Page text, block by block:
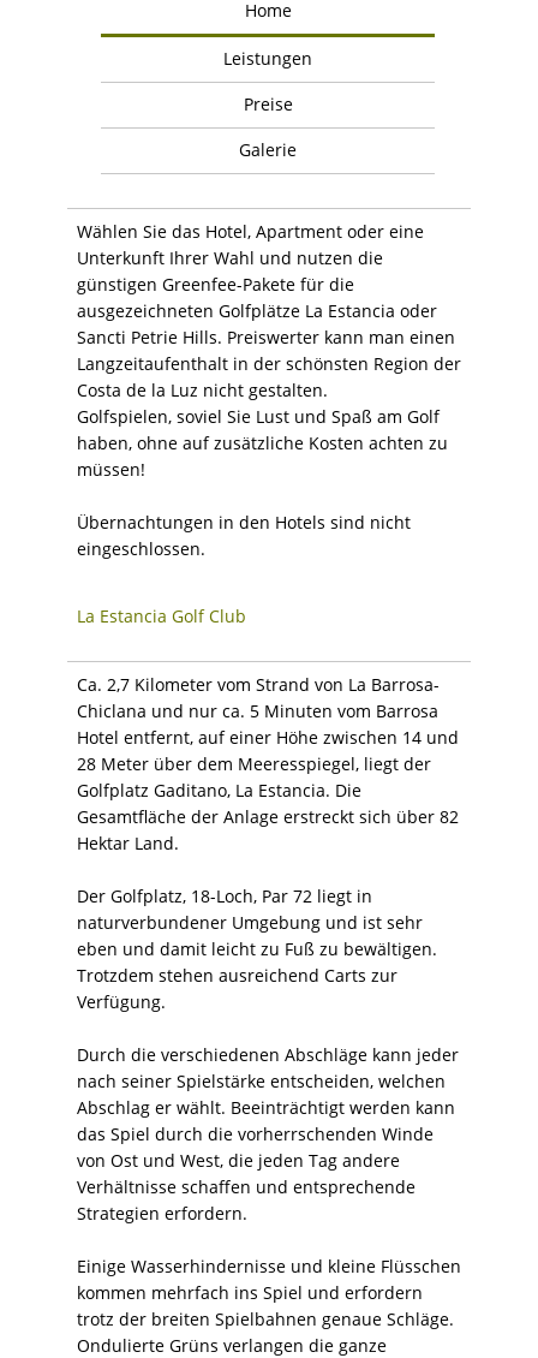
Home
Leistungen
Preise
Galerie
Wählen Sie das Hotel, Apartment oder eine
Unterkunft Ihrer Wahl und nutzen die
günstigen Greenfee-Pakete für die
ausgezeichneten Golfplätze La Estancia oder
Sancti Petrie Hills. Preiswerter kann man einen
Langzeitaufenthalt in der schönsten Region der
Costa de la Luz nicht gestalten.
Golfspielen, soviel Sie Lust und Spaß am Golf
haben, ohne auf zusätzliche Kosten achten zu
müssen!
Übernachtungen in den Hotels sind nicht
eingeschlossen.
La Estancia Golf Club
Ca. 2,7 Kilometer vom Strand von La Barrosa-
Chiclana und nur ca. 5 Minuten vom Barrosa
Hotel entfernt, auf einer Höhe zwischen 14 und
28 Meter über dem Meeresspiegel, liegt der
Golfplatz Gaditano, La Estancia. Die
Gesamtfläche der Anlage erstreckt sich über 82
Hektar Land.
Der Golfplatz, 18-Loch, Par 72 liegt in
naturverbundener Umgebung und ist sehr
eben und damit leicht zu Fuß zu bewältigen.
Trotzdem stehen ausreichend Carts zur
Verfügung.
Durch die verschiedenen Abschläge kann jeder
nach seiner Spielstärke entscheiden, welchen
Abschlag er wählt. Beeinträchtigt werden kann
das Spiel durch die vorherrschenden Winde
von Ost und West, die jeden Tag andere
Verhältnisse schaffen und entsprechende
Strategien erfordern.
Einige Wasserhindernisse und kleine Flüsschen
kommen mehrfach ins Spiel und erfordern
trotz der breiten Spielbahnen genaue Schläge.
Ondulierte Grüns verlangen die ganze